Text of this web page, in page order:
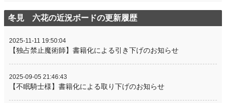
冬見 六花の近況ボードの更新履歴
2025-11-11 19:50:04
【独占禁止魔術師】書籍化による引き下げのお知らせ
2025-09-05 21:46:43
【不眠騎士様】書籍化による取り下げのお知らせ